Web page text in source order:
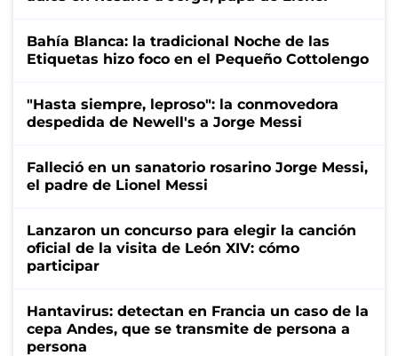
Bahía Blanca: la tradicional Noche de las
Etiquetas hizo foco en el Pequeño Cottolengo
"Hasta siempre, leproso": la conmovedora
despedida de Newell's a Jorge Messi
Falleció en un sanatorio rosarino Jorge Messi,
el padre de Lionel Messi
Lanzaron un concurso para elegir la canción
oficial de la visita de León XIV: cómo
participar
Hantavirus: detectan en Francia un caso de la
cepa Andes, que se transmite de persona a
persona